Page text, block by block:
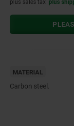
plus sales tax plus
MATERIAL
Carbon steel.